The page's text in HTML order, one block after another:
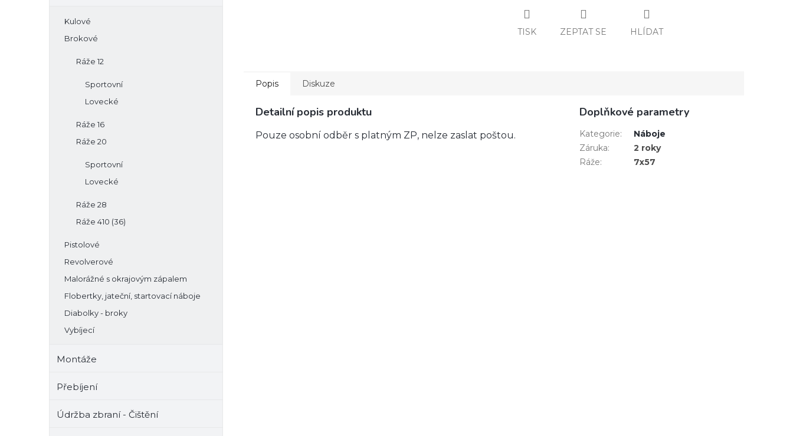
Kulové
Brokové
Ráže 12
Sportovní
Lovecké
Ráže 16
Ráže 20
Sportovní
Lovecké
Ráže 28
Ráže 410 (36)
Pistolové
Revolverové
Malorážné s okrajovým zápalem
Flobertky, jateční, startovací náboje
Diabolky - broky
Vybíjecí
Montáže
Přebíjení
Údržba zbraní - Čištění
TISK ZEPTAT SE HLÍDAT
Popis Diskuze
Detailní popis produktu
Pouze osobní odběr s platným ZP, nelze zaslat poštou.
Doplňkové parametry
Kategorie:
Náboje
Záruka:
2 roky
Ráže: 7x57